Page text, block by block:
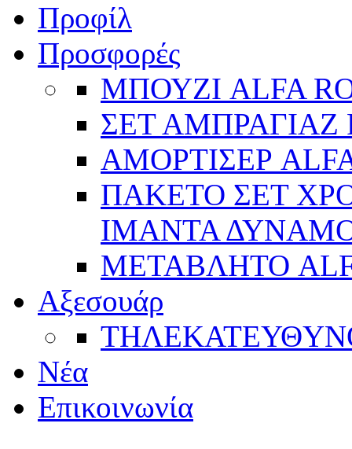
Προφίλ
Προσφορές
ΜΠΟΥΖΙ ALFA
ΣΕΤ ΑΜΠΡΑΓΙΑΖ
ΑΜΟΡΤΙΣΕΡ
ΠΑΚΕΤΟ ΣΕΤ
ΙΜΑΝΤΑ ΔΥΝΑΜΟ
ΜΕΤΑΒΛΗΤΟ
Αξεσουάρ
Νέα
Επικοινωνία